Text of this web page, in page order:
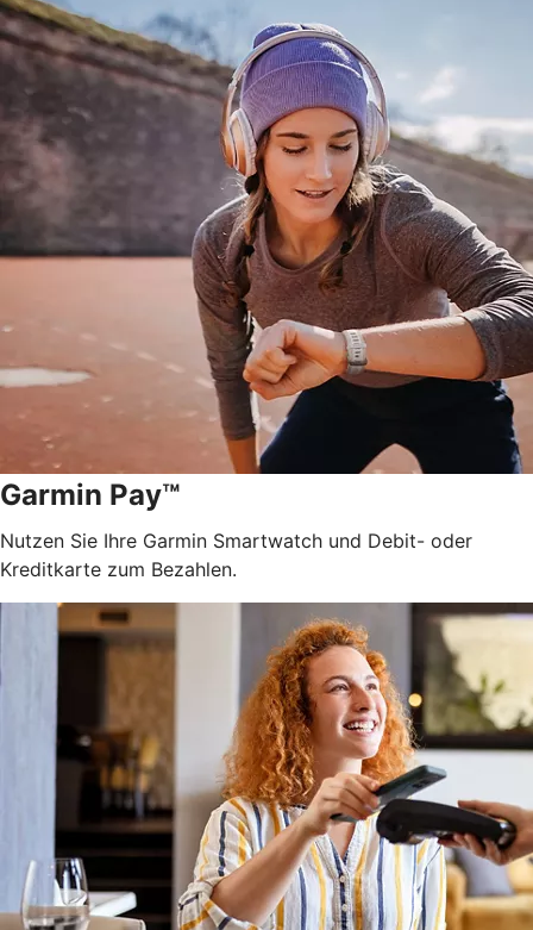
Garmin Pay™
Nutzen Sie Ihre Garmin Smartwatch und Debit- oder
Kreditkarte zum Bezahlen.